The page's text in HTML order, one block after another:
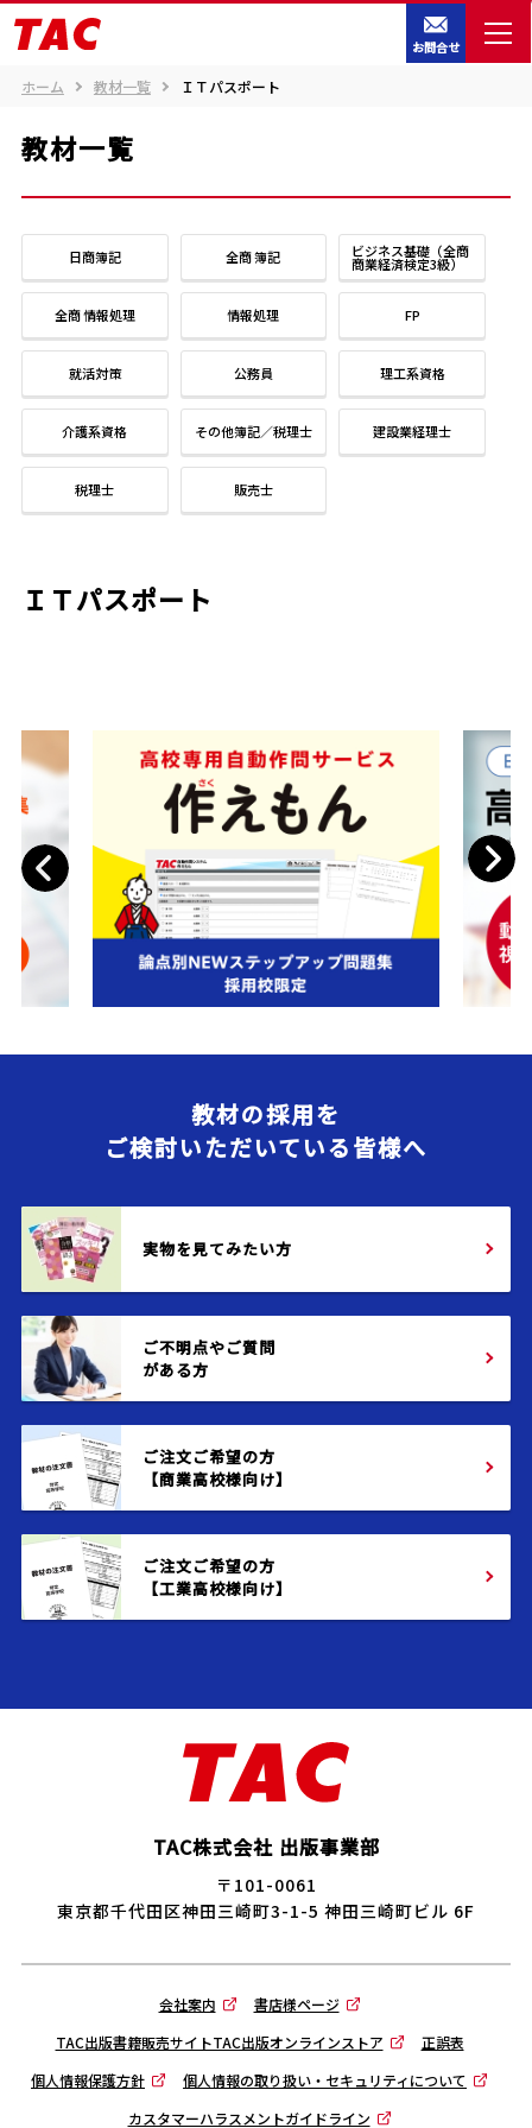
お問合せ
ホーム 教材一覧 ＩＴパスポート
教材一覧
日商簿記 全商 簿記 ビジネス基礎（全商
商業経済検定3級）
全商 情報処理 情報処理 FP
就活対策 公務員 理工系資格
介護系資格 その他簿記／税理士 建設業経理士
税理士 販売士
ＩＴパスポート
Previous
Next
教材の採用を
ご検討いただいている皆様へ
実物を見てみたい方
ご不明点やご質問
がある方
ご注文ご希望の方
【商業高校様向け】
ご注文ご希望の方
【工業高校様向け】
TAC株式会社 出版事業部
〒101-0061
東京都千代田区神田三崎町3-1-5 神田三崎町ビル 6F
会社案内
書店様ページ
TAC出版書籍販売サイトTAC出版オンラインストア
正誤表
個人情報保護方針
個人情報の取り扱い・セキュリティについて
カスタマーハラスメントガイドライン